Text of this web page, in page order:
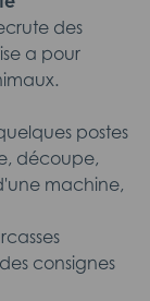
des
a pour
postes
découpe,
machine,
consignes